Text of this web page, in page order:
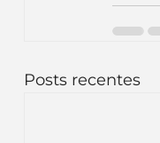
Posts recentes